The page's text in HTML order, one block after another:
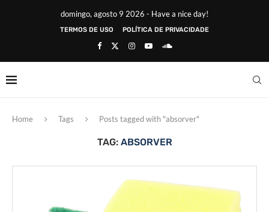
domingo, agosto 9 2026 - Have a nice day!
TERMOS DE USO POLÍTICA DE PRIVACIDADE
Home Tags Posts tagged with "absorver"
TAG: ABSORVER